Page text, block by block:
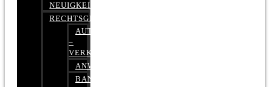
NEUIGKEITEN
RECHTSGEBIETE
AUTOBETRUG
–
VERKEHRSRECHT
ANWALTSHAFTUNGSRECHT
BANK-